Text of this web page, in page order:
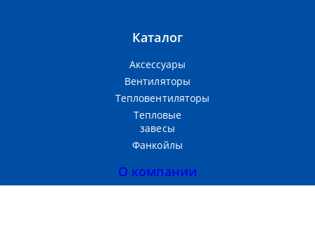
Каталог
Аксессуары
Вентиляторы
Тепловентиляторы
Тепловые
завесы
Фанкойлы
О компании